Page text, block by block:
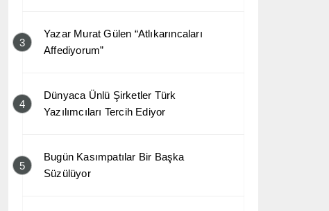
3
Yazar Murat Gülen “Atlıkarıncaları
Affediyorum”
4
Dünyaca Ünlü Şirketler Türk
Yazılımcıları Tercih Ediyor
5
Bugün Kasımpatılar Bir Başka
Süzülüyor